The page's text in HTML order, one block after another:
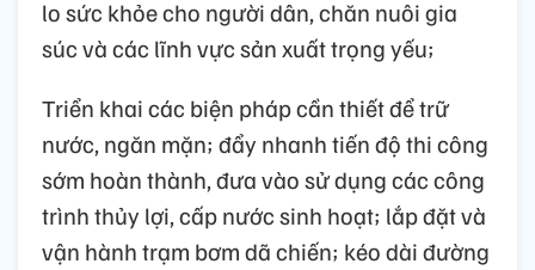
lo sức khỏe cho người dân, chăn nuôi gia
súc và các lĩnh vực sản xuất trọng yếu;
Triển khai các biện pháp cần thiết để trữ
nước, ngăn mặn; đẩy nhanh tiến độ thi công
sớm hoàn thành, đưa vào sử dụng các công
trình thủy lợi, cấp nước sinh hoạt; lắp đặt và
vận hành trạm bơm dã chiến; kéo dài đường